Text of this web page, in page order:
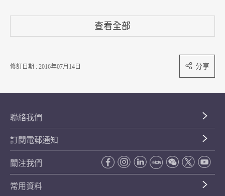
查看全部
修訂日期 : 2016年07月14日 分享
聯絡我們
訂閱電郵通知
關注我們
常用資料